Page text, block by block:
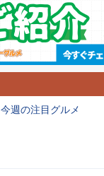
今週の注目グルメ